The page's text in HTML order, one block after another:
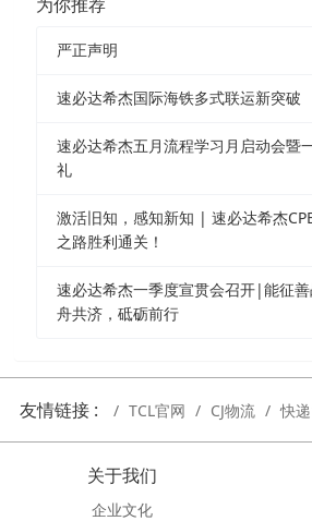
严正声明
速必达希杰国际海铁多式联运新突破
速必达希杰五月流程学习月启动会暨
礼
激活旧知，感知新知 | 速必达希杰
之路胜利通关！
速必达希杰一季度宣贯会召开|能征
舟共济，砥砺前行
友情链接 : TCL官网 CJ物流 快
关于我们
企业文化